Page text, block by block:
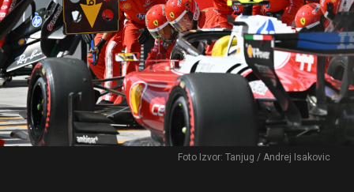
Foto Izvor: Tanjug / Andrej Isakovic